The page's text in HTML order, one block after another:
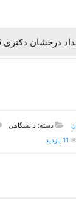
درخشان دکتری 1405
دسته: دانشگاهی